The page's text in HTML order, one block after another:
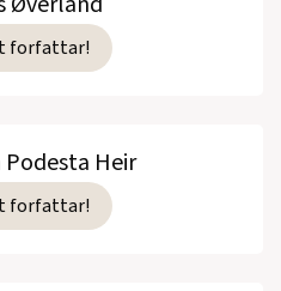
forfattar!
Heir
forfattar!